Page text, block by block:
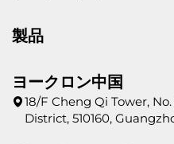
製品
ヨークロン中国
18/F Cheng Qi Tower,
District, 510160,